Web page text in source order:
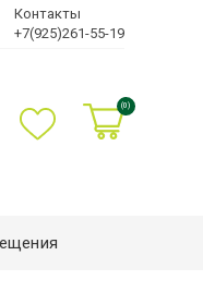
Контакты
+7(925)261-55-19
(0)